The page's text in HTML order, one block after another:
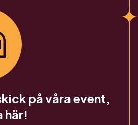
på våra event,
här!